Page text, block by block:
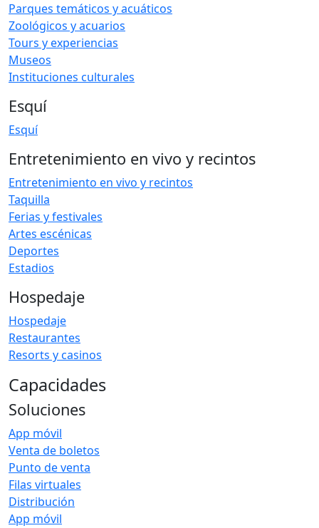
Parques temáticos y acuáticos
Zoológicos y acuarios
Tours y experiencias
Museos
Instituciones culturales
Esquí
Esquí
Entretenimiento en vivo y recintos
Entretenimiento en vivo y recintos
Taquilla
Ferias y festivales
Artes escénicas
Deportes
Estadios
Hospedaje
Hospedaje
Restaurantes
Resorts y casinos
Capacidades
Soluciones
App móvil
Venta de boletos
Punto de venta
Filas virtuales
Distribución
App móvil